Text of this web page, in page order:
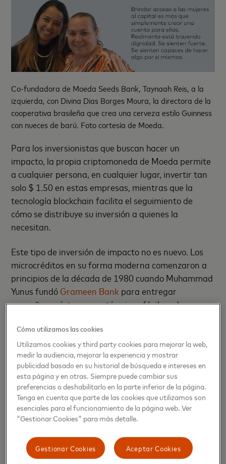
Co-fundadora de Moeda Seeds Bank, Taynaah Reis, a la
izquierda, con Divina Dias Borges Moura, la directora de la
cooperativa brasileña que crea una cerveza estilo Guinness
con nueces de barú. Foto cortesía de Moeda.
Para los inversionistas que buscan hacer un
impacto, la propia criptomoneda de Moeda permite
a cualquier persona, en cualquier lugar, invertir tan
solo $ 1.50 en estas empresas, mientras que la
tecnología blockchain facilita el seguimiento de
cómo se distribuye su inversión a quienes la
necesitan.
Este tipo de inversión de impacto no es nuevo. Los
microcréditos en su forma moderna comenzaron a
principios de la década de 1980 cuando Muhammad
Yunus fundó Grameen Bank para entregar
pequeños préstamos en términos fáciles a los
que ganó el PremioNobel de la Paz
a imitadores comerciales y sin fines de lucro de todo
el mundo. Pero un problema continuo para los
inversionistas ha sido la falta de transparencia. Es
fácil mirar un estado de resultados para ver si un
fondo con enfoque social ha hecho dinero. Es más
difícil confirmar que los prestatarios cumplen con
los criterios prometidos por el fondo, y que en
realidad está cumpliendo con sus promesas sociales.
Moeda ataca este problema a través de la
Cómo utilizamos las cookies
Utilizamos cookies y third party cookies para mejorar la web,
medir la audiencia, mejorar la experiencia y mostrar
publicidad basado en su historial de búsqueda e intereses en
esta página y en otras. Siempre puede cambiar sus
preferencias o deshabilitarlo en la parte inferior de la página.
Tenga en cuenta que parte de las cookies que utilizamos son
esenciales para el funcionamiento de la página web. Ver
"Gestionar Cookies" para más detalle.
Aceptar Cookies
Gestionar Cookies